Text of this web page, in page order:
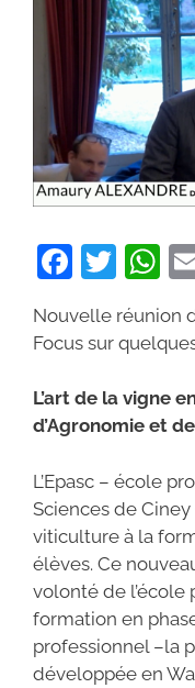
F
c
b
o
o
k
T
itt
er
W
at
s
A
p
p
Nouvelle réunion
Focus sur
L’art de la vigne
d’Agronomie et
L’Epasc – école
Sciences de
viticulture à la
élèves. Ce
volonté de l’école
formation en
professionnel –la
développée en